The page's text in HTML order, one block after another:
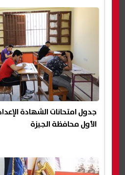
الأول محافظة الجيزة